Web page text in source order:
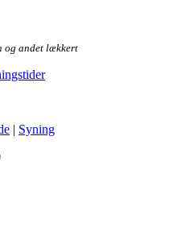
og andet lækkert
| Syning